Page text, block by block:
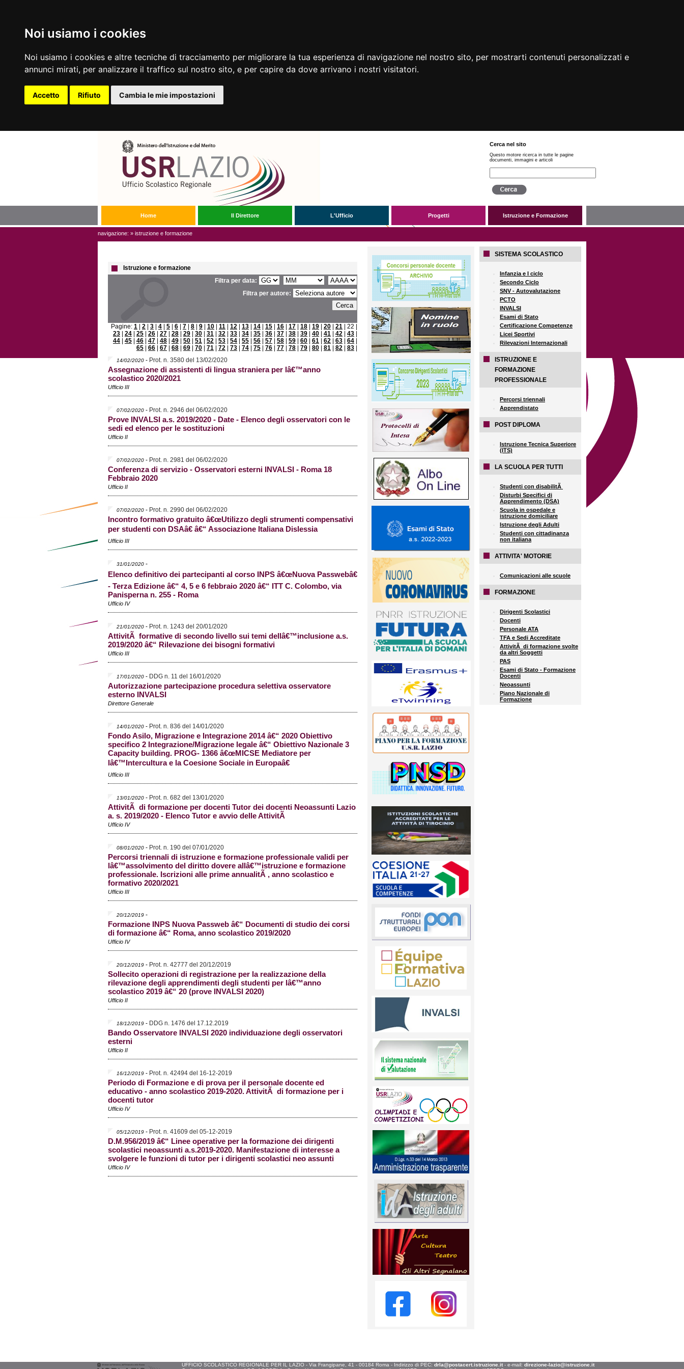
Noi usiamo i cookies
Noi usiamo i cookies e altre tecniche di tracciamento per migliorare la tua esperienza di navigazione nel nostro sito, per mostrarti contenuti personalizzati e
annunci mirati, per analizzare il traffico sul nostro sito, e per capire da dove arrivano i nostri visitatori.
Accetto Rifiuto Cambia le mie impostazioni
Cerca nel sito
Questo motore ricerca in tutte le pagine
documenti, immagini e articoli
Home Il Direttore L'Ufficio Progetti Istruzione e Formazione
navigazione: » istruzione e formazione
Istruzione e formazione
Filtra per data:
Filtra per autore:
Pagine: 1 2 3 4 5 6 7 8 9 10 11 12 13 14 15 16 17 18 19 20 21 | 22 |
23
24 25 26 27 28 29 30 31 32 33 34 35 36 37 38 39 40 41 42 43
44
45 46 47 48 49 50 51 52 53 54 55 56 57 58 59 60 61 62 63 64
65
66 67 68 69 70 71 72 73 74 75 76 77 78 79 80 81 82 83
14/02/2020 - Prot. n. 3580 del 13/02/2020
Assegnazione di assistenti di lingua straniera per lâ€™anno
scolastico 2020/2021
Ufficio III
07/02/2020 - Prot. n. 2946 del 06/02/2020
Prove INVALSI a.s. 2019/2020 - Date - Elenco degli osservatori con le
sedi ed elenco per le sostituzioni
Ufficio II
07/02/2020 - Prot. n. 2981 del 06/02/2020
Conferenza di servizio - Osservatori esterni INVALSI - Roma 18
Febbraio 2020
Ufficio II
07/02/2020 - Prot. n. 2990 del 06/02/2020
Incontro formativo gratuito â€œUtilizzo degli strumenti compensativi
per studenti con DSAâ€ â€“ Associazione Italiana Dislessia
Ufficio III
31/01/2020 -
Elenco definitivo dei partecipanti al corso INPS â€œNuova Passwebâ€
- Terza Edizione â€“ 4, 5 e 6 febbraio 2020 â€“ ITT C. Colombo, via
Panisperna n. 255 - Roma
Ufficio IV
21/01/2020 - Prot. n. 1243 del 20/01/2020
AttivitÃ formative di secondo livello sui temi dellâ€™inclusione a.s.
2019/2020 â€“ Rilevazione dei bisogni formativi
Ufficio III
17/01/2020 - DDG n. 11 del 16/01/2020
Autorizzazione partecipazione procedura selettiva osservatore
esterno INVALSI
Direttore Generale
14/01/2020 - Prot. n. 836 del 14/01/2020
Fondo Asilo, Migrazione e Integrazione 2014 â€“ 2020 Obiettivo
specifico 2 Integrazione/Migrazione legale â€“ Obiettivo Nazionale 3
Capacity building. PROG- 1366 â€œMICSE Mediatore per
lâ€™Intercultura e la Coesione Sociale in Europaâ€
Ufficio III
13/01/2020 - Prot. n. 682 del 13/01/2020
AttivitÃ di formazione per docenti Tutor dei docenti Neoassunti Lazio
a. s. 2019/2020 - Elenco Tutor e avvio delle AttivitÃ
Ufficio IV
08/01/2020 - Prot. n. 190 del 07/01/2020
Percorsi triennali di istruzione e formazione professionale validi per
lâ€™assolvimento del diritto dovere allâ€™istruzione e formazione
professionale. Iscrizioni alle prime annualitÃ , anno scolastico e
formativo 2020/2021
Ufficio III
20/12/2019 -
Formazione INPS Nuova Passweb â€“ Documenti di studio dei corsi
di formazione â€“ Roma, anno scolastico 2019/2020
Ufficio IV
20/12/2019 - Prot. n. 42777 del 20/12/2019
Sollecito operazioni di registrazione per la realizzazione della
rilevazione degli apprendimenti degli studenti per lâ€™anno
scolastico 2019 â€“ 20 (prove INVALSI 2020)
Ufficio II
18/12/2019 - DDG n. 1476 del 17.12.2019
Bando Osservatore INVALSI 2020 individuazione degli osservatori
esterni
Ufficio II
16/12/2019 - Prot. n. 42494 del 16-12-2019
Periodo di Formazione e di prova per il personale docente ed
educativo - anno scolastico 2019-2020. AttivitÃ di formazione per i
docenti tutor
Ufficio IV
05/12/2019 - Prot. n. 41609 del 05-12-2019
D.M.956/2019 â€“ Linee operative per la formazione dei dirigenti
scolastici neoassunti a.s.2019-2020. Manifestazione di interesse a
svolgere le funzioni di tutor per i dirigenti scolastici neo assunti
Ufficio IV
SISTEMA SCOLASTICO
Infanzia e I ciclo
Secondo Ciclo
SNV - Autovalutazione
PCTO
INVALSI
Esami di Stato
Certificazione Competenze
Licei Sportivi
Rilevazioni Internazionali
ISTRUZIONE E
FORMAZIONE
PROFESSIONALE
Percorsi triennali
Apprendistato
POST DIPLOMA
Istruzione Tecnica Superiore
(ITS)
LA SCUOLA PER TUTTI
Studenti con disabilitÃ
Disturbi Specifici di
Apprendimento (DSA)
Scuola in ospedale e
istruzione domiciliare
Istruzione degli Adulti
Studenti con cittadinanza
non italiana
ATTIVITA' MOTORIE
Comunicazioni alle scuole
FORMAZIONE
Dirigenti Scolastici
Docenti
Personale ATA
TFA e Sedi Accreditate
AttivitÃ di formazione svolte
da altri Soggetti
PAS
Esami di Stato - Formazione
Docenti
Neoassunti
Piano Nazionale di
Formazione
UFFICIO SCOLASTICO REGIONALE PER IL LAZIO - Via Frangipane, 41 - 00184 Roma - Indirizzo di PEC: drla@postacert.istruzione.it- e-mail: direzione-lazio@istruzione.it